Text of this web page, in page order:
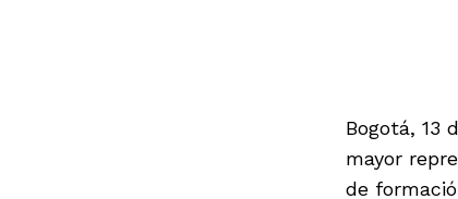
Bogotá, 13
mayor
de